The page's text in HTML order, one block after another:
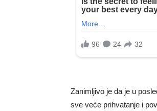
Zanimljivo je da je u
sve veće prihvatanje i